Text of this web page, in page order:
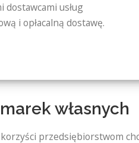
dostawcami usług
i opłacalną dostawę.
własnych
przedsiębiorstwom